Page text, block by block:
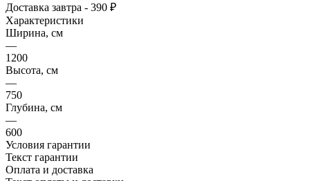
Доставка завтра - 390 ₽
Характеристики
Ширина, см
—
1200
Высота, см
—
750
Глубина, см
—
600
Условия гарантии
Текст гарантии
Оплата и доставка